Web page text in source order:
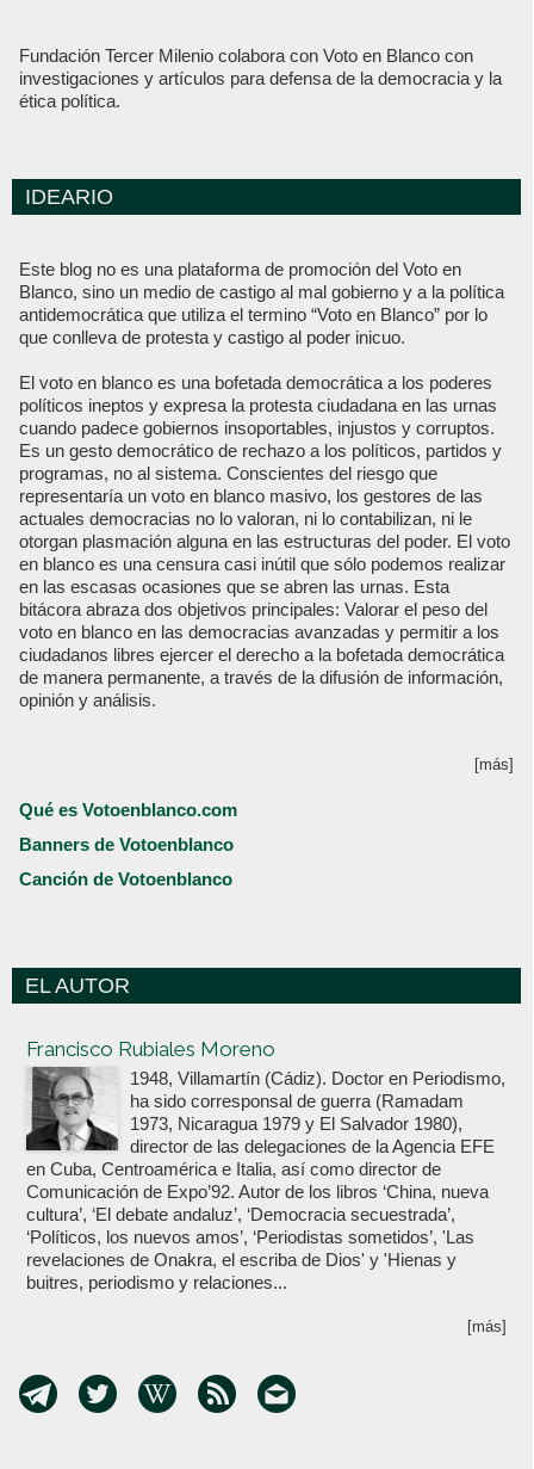
Fundación Tercer Milenio colabora con Voto en Blanco con
investigaciones y artículos para defensa de la democracia y la
ética política.
IDEARIO
Este blog no es una plataforma de promoción del Voto en
Blanco, sino un medio de castigo al mal gobierno y a la política
antidemocrática que utiliza el termino “Voto en Blanco” por lo
que conlleva de protesta y castigo al poder inicuo.
El voto en blanco es una bofetada democrática a los poderes
políticos ineptos y expresa la protesta ciudadana en las urnas
cuando padece gobiernos insoportables, injustos y corruptos.
Es un gesto democrático de rechazo a los políticos, partidos y
programas, no al sistema. Conscientes del riesgo que
representaría un voto en blanco masivo, los gestores de las
actuales democracias no lo valoran, ni lo contabilizan, ni le
otorgan plasmación alguna en las estructuras del poder. El voto
en blanco es una censura casi inútil que sólo podemos realizar
en las escasas ocasiones que se abren las urnas. Esta
bitácora abraza dos objetivos principales: Valorar el peso del
voto en blanco en las democracias avanzadas y permitir a los
ciudadanos libres ejercer el derecho a la bofetada democrática
de manera permanente, a través de la difusión de información,
opinión y análisis.
[más]
Qué es Votoenblanco.com
Banners de Votoenblanco
Canción de Votoenblanco
EL AUTOR
Francisco Rubiales Moreno
1948, Villamartín (Cádiz). Doctor en Periodismo,
ha sido corresponsal de guerra (Ramadam
1973, Nicaragua 1979 y El Salvador 1980),
director de las delegaciones de la Agencia EFE
en Cuba, Centroamérica e Italia, así como director de
Comunicación de Expo’92. Autor de los libros ‘China, nueva
cultura’, ‘El debate andaluz’, ‘Democracia secuestrada’,
‘Políticos, los nuevos amos’, ‘Periodistas sometidos’, 'Las
revelaciones de Onakra, el escriba de Dios' y 'Hienas y
buitres, periodismo y relaciones...
[más]